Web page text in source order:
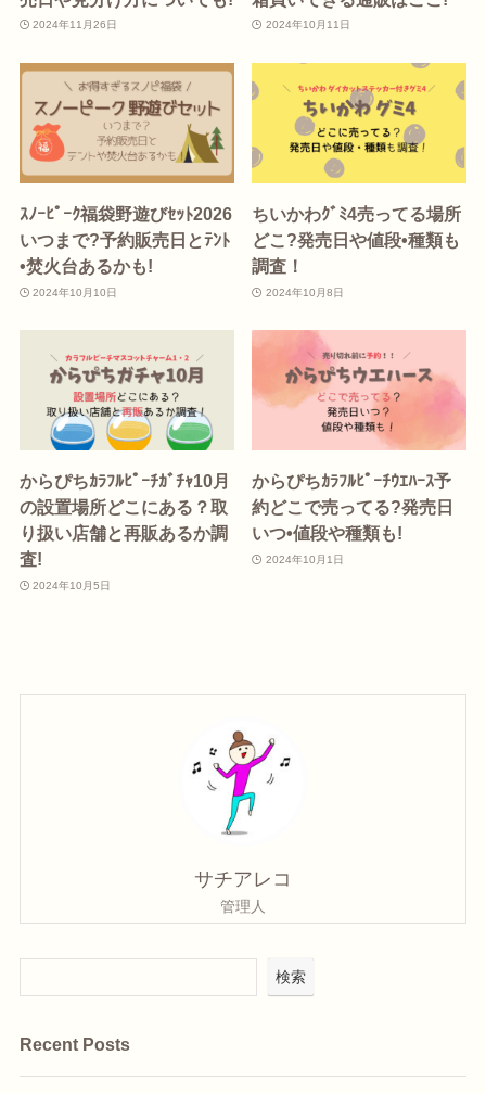
2024年11月26日 2024年10月11日
ｽﾉｰﾋﾟｰｸ福袋野遊びｾｯﾄ2026
いつまで?予約販売日とﾃﾝﾄ
•焚火台あるかも!
2024年10月10日
ちいかわｸﾞﾐ4売ってる場所
どこ?発売日や値段•種類も
調査！
2024年10月8日
からぴちｶﾗﾌﾙﾋﾟｰﾁｶﾞﾁｬ10月
の設置場所どこにある？取
り扱い店舗と再販あるか調
査!
2024年10月5日
からぴちｶﾗﾌﾙﾋﾟｰﾁｳｴﾊｰｽ予
約どこで売ってる?発売日
いつ•値段や種類も!
2024年10月1日
サチアレコ
管理人
検索
Recent Posts